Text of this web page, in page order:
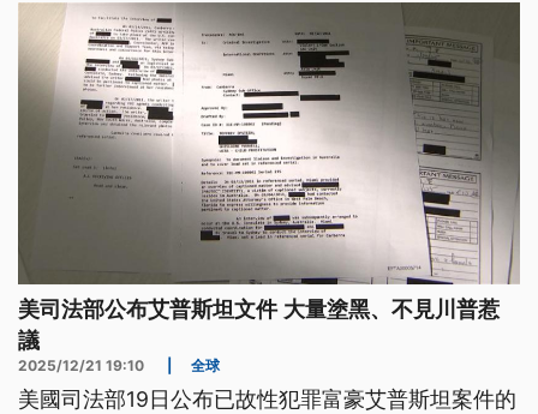
美司法部公布艾普斯坦文件 大量塗黑、不見川普惹
議
2025/12/21 19:10 全球
美國司法部19日公布已故性犯罪富豪艾普斯坦案件的